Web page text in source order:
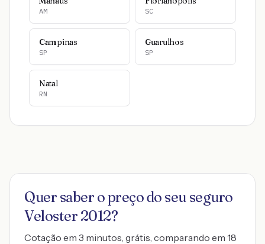
AM SC
Campinas
SP
Guarulhos
SP
Natal
RN
Quer saber o preço do seu seguro
Veloster 2012?
Cotação em 3 minutos, grátis, comparando em 18